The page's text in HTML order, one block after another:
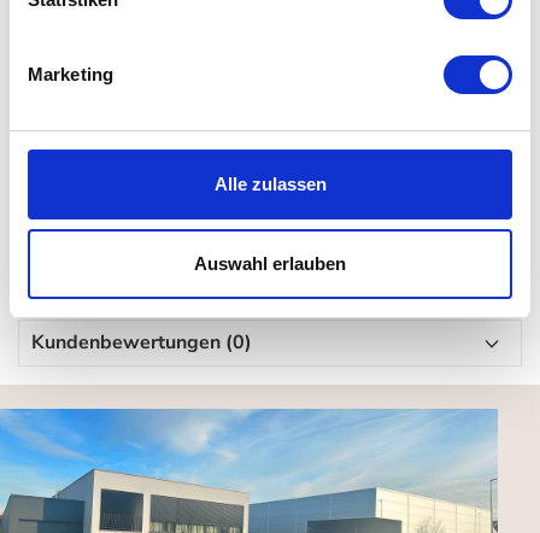
Marketing
Alle zulassen
Auswahl erlauben
Details
Maße: H 27,5 x L 27,5 x T 13 cm
Reinigung: mit einem feuchten Tuch abwischen
Kundenbewertungen (0)